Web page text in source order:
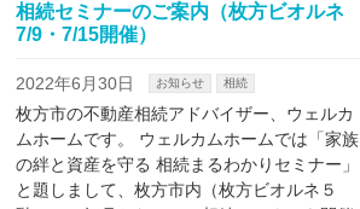
相続セミナーのご案内（枚方ビオルネ
7/9・7/15開催）
2022年6月30日 お知らせ 相続
枚方市の不動産相続アドバイザー、ウェルカ
ムホームです。 ウェルカムホームでは「家族
の絆と資産を守る 相続まるわかりセミナー」
と題しまして、枚方市内（枚方ビオルネ５